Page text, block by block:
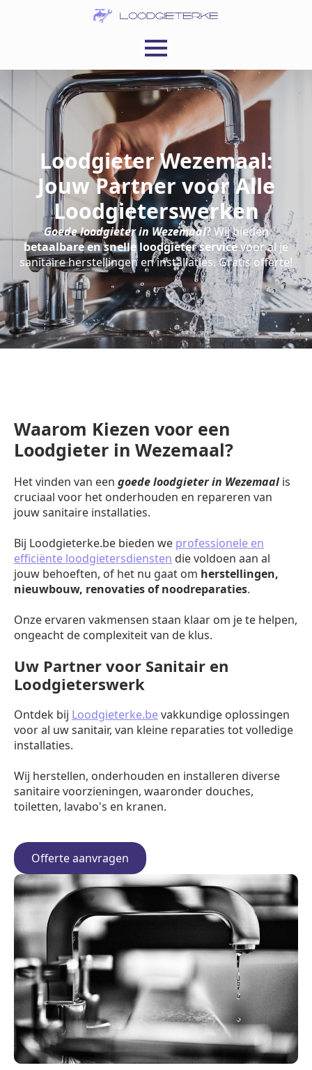
Loodgieter Wezemaal:
Jouw Partner voor Alle
Loodgieterswerken
Goede loodgieter in Wezemaal? Wij bieden
betaalbare en snelle loodgieter servicevoor al je
sanitaire herstellingen en installaties. Gratis offerte!
Waarom Kiezen voor een
Loodgieter in Wezemaal?
Het vinden van een goede loodgieter in Wezemaal is
cruciaal voor het onderhouden en repareren van
jouw sanitaire installaties.
Bij Loodgieterke.be bieden we professionele en
efficiënte loodgietersdiensten die voldoen aan al
jouw behoeften, of het nu gaat om herstellingen,
nieuwbouw, renovaties of noodreparaties.
Onze ervaren vakmensen staan klaar om je te helpen,
ongeacht de complexiteit van de klus.
Uw Partner voor Sanitair en
Loodgieterswerk
Ontdek bij Loodgieterke.bevakkundige oplossingen
voor al uw sanitair, van kleine reparaties tot volledige
installaties.
Wij herstellen, onderhouden en installeren diverse
sanitaire voorzieningen, waaronder douches,
toiletten, lavabo's en kranen.
Offerte aanvragen